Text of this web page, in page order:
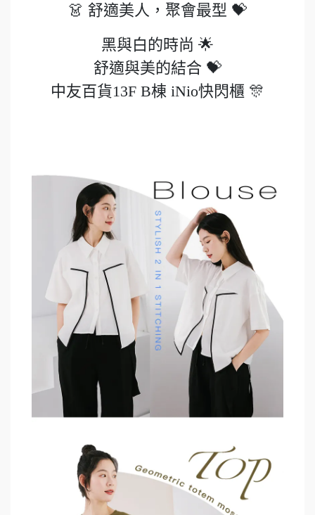
👗 舒適美人，聚會最型 💝
黑與白的時尚 🌟
舒適與美的結合 💝
中友百貨13F B棟 iNio快閃櫃 🎊